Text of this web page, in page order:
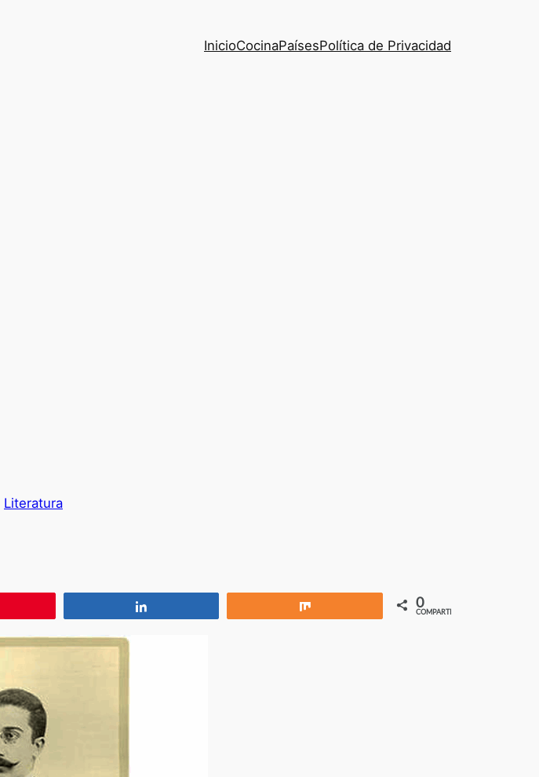
InicioCocinaPaísesPolítica de Privacidad
Literatura
0
COMPARTIR